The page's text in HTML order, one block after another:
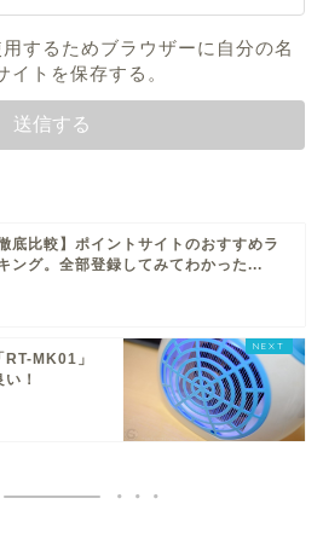
するためブラウザーに自分の名
トを保存する。
徹底比較】ポイントサイトのおすすめラ
ング。全部登録してみてわかった...
MK01」
！